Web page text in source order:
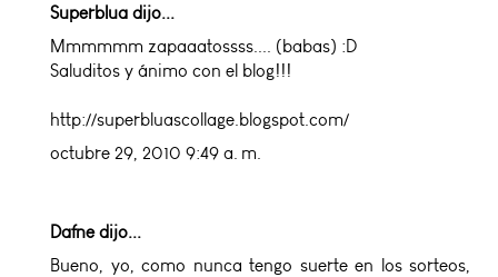
Superblua dijo...
Mmmmmm zapaaatossss.... (babas) :D
Saluditos y ánimo con el blog!!!
http://superbluascollage.blogspot.com/
octubre 29, 2010 9:49 a. m.
Dafne dijo...
Bueno, yo, como nunca tengo suerte en los sorteos,